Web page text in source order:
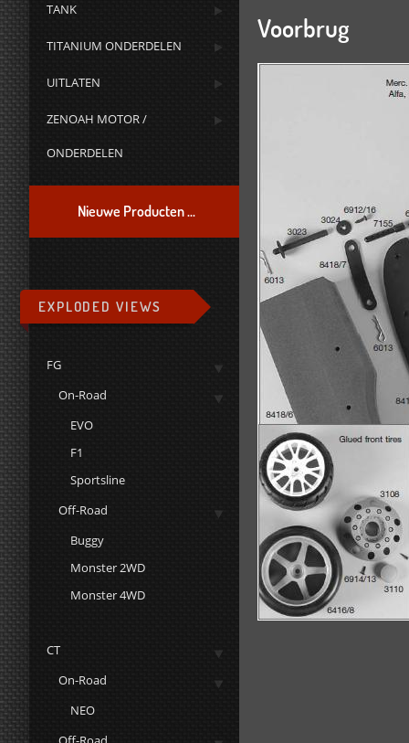
TANK
TITANIUM ONDERDELEN
UITLATEN
ZENOAH MOTOR /
ONDERDELEN
Nieuwe Producten ...
EXPLODED VIEWS
FG
On-Road
EVO
F1
Sportsline
Off-Road
Buggy
Monster 2WD
Monster 4WD
CT
On-Road
NEO
Voorbrug